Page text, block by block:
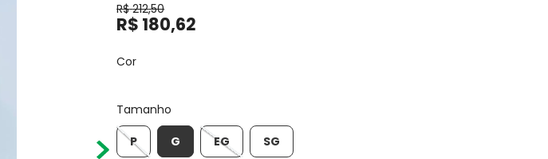
R$ 212,50
R$ 180,62
Cor
Tamanho
P
G EG SG